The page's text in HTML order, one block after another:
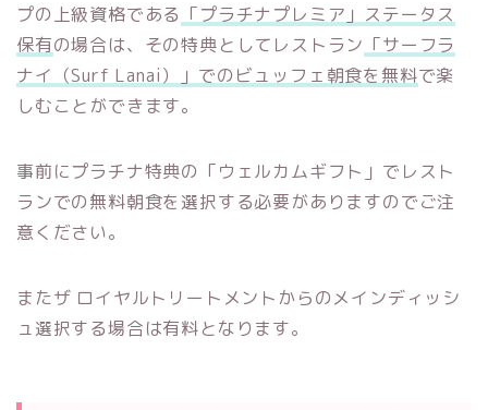
プの上級資格である 「プラチナプレミア」ステータス
保有の場合は、その特典としてレストラン 「サーフラ
ナイ（Surf Lanai）」でのビュッフェ朝食を無料で楽
しむことができます。
事前にプラチナ特典の「ウェルカムギフト」でレスト
ランでの無料朝食を選択する必要がありますのでご注
意ください。
またザ ロイヤルトリートメントからのメインディッシ
ュ選択する場合は有料となります。